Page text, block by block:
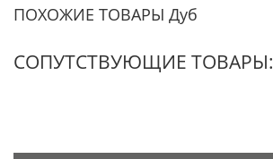
ПОХОЖИЕ ТОВАРЫ Дуб
СОПУТСТВУЮЩИЕ ТОВАРЫ: